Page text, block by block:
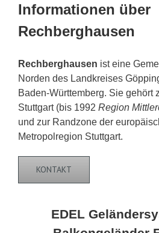
Informationen über
Rechberghausen
Rechberghausen ist eine
Norden des Landkreises
Baden-Württemberg. Sie gehört
Stuttgart (bis 1992 Region
und zur Randzone der
Metropolregion Stuttgart.
KONTAKT
EDEL